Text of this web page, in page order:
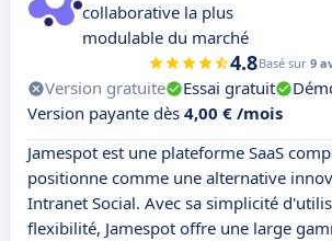
collaborative la plus
modulable du marché
4.8Basé sur 9
Version gratuite Essai gratuit
Version payante dès 4,00 € /mois
Jamespot est une plateforme SaaS
positionne comme une alternative
Intranet Social. Avec sa simplicité
flexibilité, Jamespot offre une large